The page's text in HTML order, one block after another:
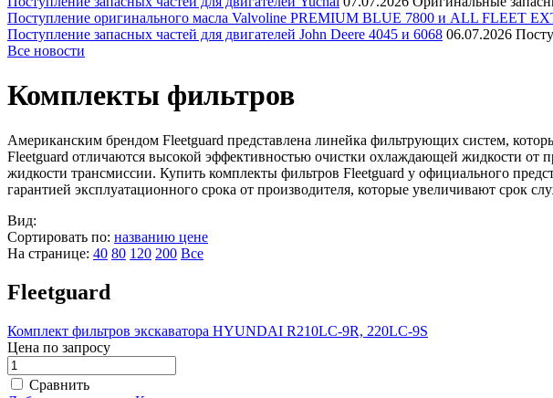
Поступление оригинального масла Valvoline PREMIUM BLUE 7800 и ALL FLEET
Поступление запасных частей для двигателей John Deere 4045 и 6068 06.07.2026
Все новости
Комплекты фильтров
Американским брендом Fleetguard представлена линейка фильтрующих систем,
Fleetguard отличаются высокой эффективностью очистки охлаждающей жидкости от
жидкости трансмиссии. Купить комплекты фильтров Fleetguard у официального
гарантией эксплуатационного срока от производителя, которые увеличивают срок
Вид:
Сортировать по: названию цене
На странице: 40 80 120 200 Все
Fleetguard
Комплект фильтров экскаватора HYUNDAI R210LC-9R, 220LC-9S
Цена по запросу
Сравнить